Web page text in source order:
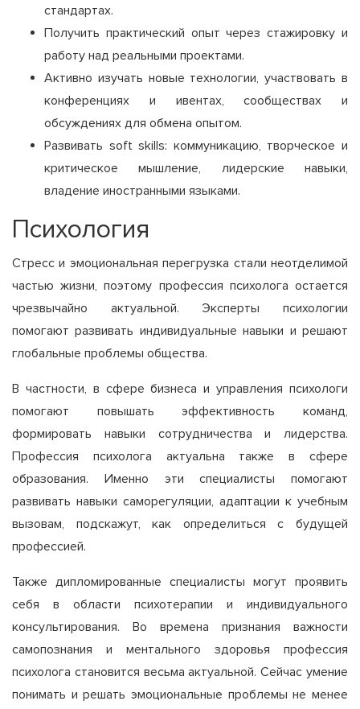
стандартах.
Получить практический опыт через стажировку и
работу над реальными проектами.
Активно изучать новые технологии, участвовать в
конференциях и ивентах, сообществах и
обсуждениях для обмена опытом.
Развивать soft skills: коммуникацию, творческое и
критическое мышление, лидерские навыки,
владение иностранными языками.
Психология
Стресс и эмоциональная перегрузка стали неотделимой
частью жизни, поэтому профессия психолога остается
чрезвычайно актуальной. Эксперты психологии
помогают развивать индивидуальные навыки и решают
глобальные проблемы общества.
В частности, в сфере бизнеса и управления психологи
помогают повышать эффективность команд,
формировать навыки сотрудничества и лидерства.
Профессия психолога актуальна также в сфере
образования. Именно эти специалисты помогают
развивать навыки саморегуляции, адаптации к учебным
вызовам, подскажут, как определиться с будущей
профессией.
Также дипломированные специалисты могут проявить
себя в области психотерапии и индивидуального
консультирования. Во времена признания важности
самопознания и ментального здоровья профессия
психолога становится весьма актуальной. Сейчас умение
понимать и решать эмоциональные проблемы не менее